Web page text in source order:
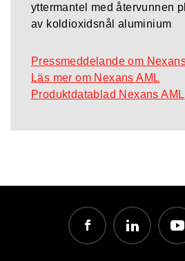
yttermantel med återvunnen
av koldioxidsnål aluminium
Pressmeddelande om
Läs mer om Nexans AML
Produktdatablad Nexans AML